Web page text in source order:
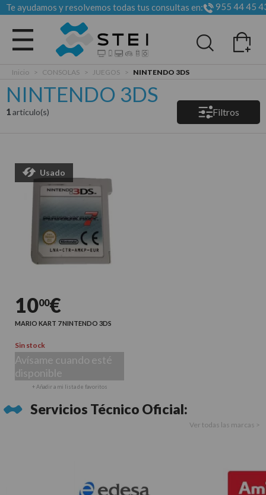
Te ayudamos y resolvemos todas tus consultas en: 955 44 45
Todas las categorias
Inicio > CONSOLAS > JUEGOS > NINTENDO 3DS
NINTENDO 3DS
1articulo(s) Filtros
Usado
1000€
MARIO KART 7 NINTENDO 3DS
Sin stock
Avísame cuando esté
disponible
+ Añadir a mi lista de favoritos
Servicios Técnico Oficial:
Ver todas las marcas >